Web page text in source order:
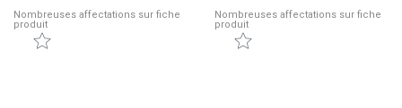
Nombreuses affectations sur fiche
produit
Nombreuses affectations sur fiche
produit